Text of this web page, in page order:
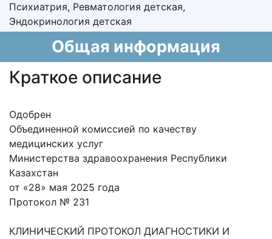
Психиатрия, Ревматология детская,
Эндокринология детская
Общая информация
Краткое описание
Одобрен
Объединенной комиссией по качеству
медицинских услуг
Министерства здравоохранения Республики
Казахстан
от «28» мая 2025 года
Протокол № 231
КЛИНИЧЕСКИЙ ПРОТОКОЛ ДИАГНОСТИКИ И